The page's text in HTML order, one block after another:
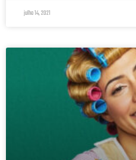
julho 14, 2021